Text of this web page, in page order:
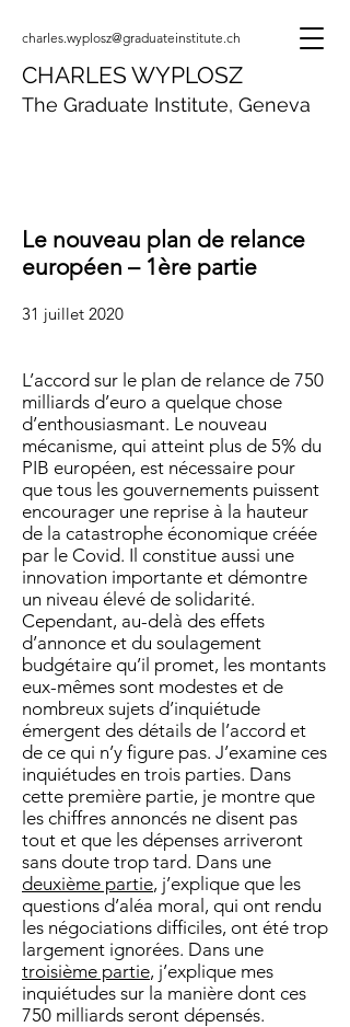
charles.wyplosz@graduateinstitute.ch
CHARLES WYPLOSZ
The Graduate Institute, Geneva
Le nouveau plan de relance
européen – 1ère partie
31 juillet 2020
L’accord sur le plan de relance de 750
milliards d’euro a quelque chose
d’enthousiasmant. Le nouveau
mécanisme, qui atteint plus de 5% du
PIB européen, est nécessaire pour
que tous les gouvernements puissent
encourager une reprise à la hauteur
de la catastrophe économique créée
par le Covid. Il constitue aussi une
innovation importante et démontre
un niveau élevé de solidarité.
Cependant, au-delà des effets
d’annonce et du soulagement
budgétaire qu’il promet, les montants
eux-mêmes sont modestes et de
nombreux sujets d’inquiétude
émergent des détails de l’accord et
de ce qui n’y figure pas. J’examine ces
inquiétudes en trois parties. Dans
cette première partie, je montre que
les chiffres annoncés ne disent pas
tout et que les dépenses arriveront
sans doute trop tard. Dans une
deuxième partie, j’explique que les
questions d’aléa moral, qui ont rendu
les négociations difficiles, ont été trop
largement ignorées. Dans une
troisième partie, j’explique mes
inquiétudes sur la manière dont ces
750 milliards seront dépensés.